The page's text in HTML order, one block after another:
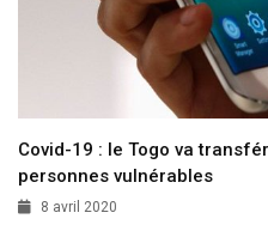
Covid-19 : le Togo va
personnes vulnérables
8 avril 2020